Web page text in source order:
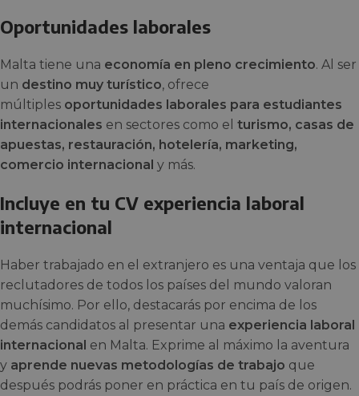
Oportunidades laborales
Malta tiene una economía en pleno crecimiento. Al ser
un destino muy turístico, ofrece
múltiples oportunidades laborales para estudiantes
internacionales en sectores como el turismo, casas de
apuestas, restauración, hotelería, marketing,
comercio internacional y más.
Incluye en tu CV experiencia laboral
internacional
Haber trabajado en el extranjero es una ventaja que los
reclutadores de todos los países del mundo valoran
muchísimo. Por ello, destacarás por encima de los
demás candidatos al presentar una experiencia laboral
internacional en Malta. Exprime al máximo la aventura
y aprende nuevas metodologías de trabajo que
después podrás poner en práctica en tu país de origen.